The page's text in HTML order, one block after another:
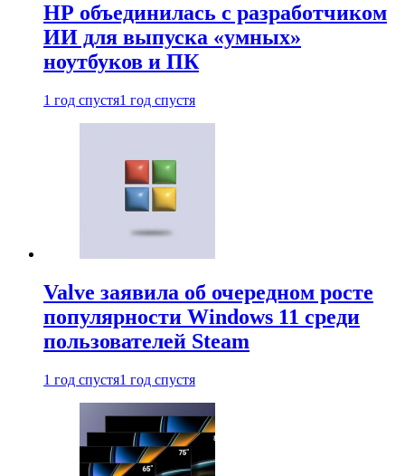
HP объединилась с разработчиком
ИИ для выпуска «умных»
ноутбуков и ПК
1 год спустя1 год спустя
Valve заявила об очередном росте
популярности Windows 11 среди
пользователей Steam
1 год спустя1 год спустя